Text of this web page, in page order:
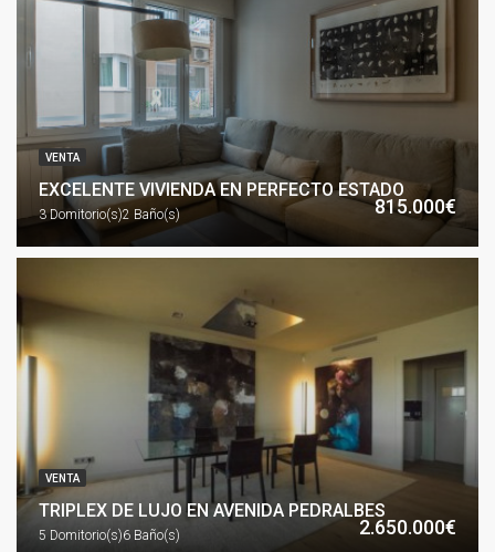
815.000€
VENTA
EXCELENTE VIVIENDA EN PERFECTO ESTADO
3 Domitorio(s)2 Baño(s)
2.650.000€
VENTA
TRIPLEX DE LUJO EN AVENIDA PEDRALBES
5 Domitorio(s)6 Baño(s)